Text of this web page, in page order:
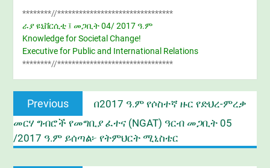
********//********************************
ራያ ዩኒቨርሲቲ ፤ መጋቢት 04/ 2017 ዓ.ም
Knowledge for Societal Change!
Executive for Public and International Relations
********//********************************
Post
navigation
Previous
post:
በ2017 ዓ.ም የሶስተኛ ዙር የድህረ-ምረቃ
መርሃ ግብሮች የመግቢያ ፈተና (NGAT) ዓርብ መጋቢት 05
/2017 ዓ.ም ይሰጣል፦ የትምህርት ሚኒስቴር